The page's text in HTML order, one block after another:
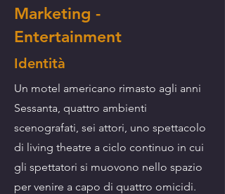
Marketing -
Entertainment
Identità
Un motel americano rimasto agli anni
Sessanta, quattro ambienti
scenografati, sei attori, uno spettacolo
di living theatre a ciclo continuo in cui
gli spettatori si muovono nello spazio
per venire a capo di quattro omicidi.